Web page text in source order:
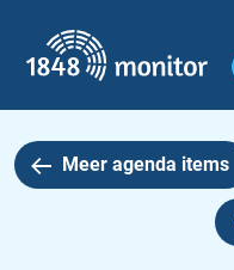
Hoofdmenu
Meer agenda items